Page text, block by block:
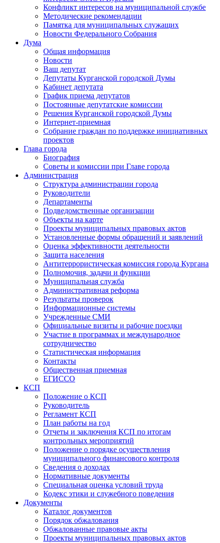
Конфликт интересов на муниципальной службе
Методические рекомендации
Памятка для муниципальных служащих
Новости Федерального Cобрания
Дума
Общая информация
Новости
Ваш депутат
Депутаты Курганской городской Думы
Кабинет депутата
График приема депутатов
Постоянные депутатские комиссии
Решения Курганской городской Думы
Интернет-приемная
Собрание граждан по поддержке инициативных
проектов
Глава города
Биография
Советы и комиссии при Главе города
Администрация
Структура администрации города
Руководители
Департаменты
Подведомственные организации
Объекты на карте
Проекты муниципальных правовых актов
Установленные формы обращений и заявлений
Оценка эффективности деятельности
Защита населения
Антитеррористическая комиссия города Кургана
Полномочия, задачи и функции
Муниципальная служба
Административная реформа
Результаты проверок
Информационные системы
Учрежденные СМИ
Официальные визиты и рабочие поездки
Участие в программах и международное
сотрудничество
Статистическая информация
Контакты
Общественная приемная
ЕГИССО
КСП
Положение о КСП
Руководитель
Регламент КСП
План работы на год
Отчеты и заключения КСП по итогам
контрольных мероприятий
Положение о порядке осуществления
муниципального финансового контроля
Сведения о доходах
Нормативные документы
Специальная оценка условий труда
Кодекс этики и служебного поведения
Документы
Каталог документов
Порядок обжалования
Обжалованные правовые акты
Проекты муниципальных правовых актов